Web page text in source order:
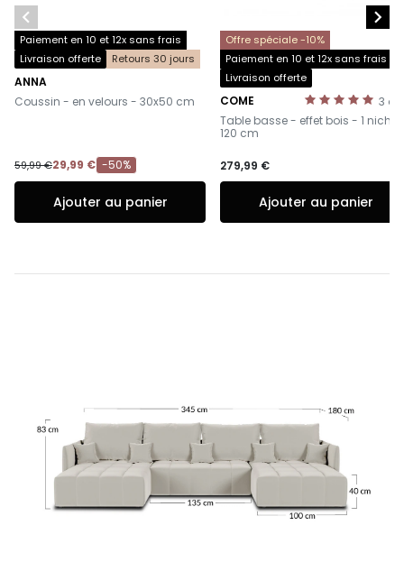
Paiement en 10 et 12x sans frais
Livraison offerte
Retours 30 jours
ANNA
-
Coussin - en velours - 30x50 cm
59,99 €29,99 € -50%
Ajouter au panier
Offre spéciale -10%
Paiement en 10 et 12x sans frais
Livraison offerte
3
COME
-
Table basse - effet bois - 1 niche
120 cm
279,99 €
Ajouter au panier
 